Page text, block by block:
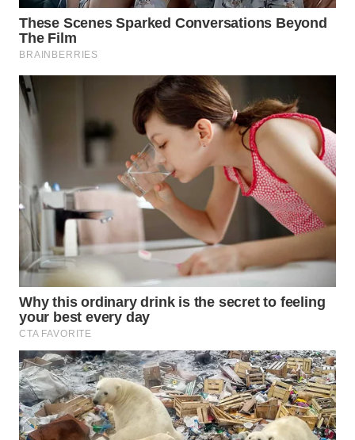
WN
LIKUPANG
LABUANBAJO
Wahana
Media
Group
WAHANA
NEWS
WAHANA
TANI
WAHANA
ADVOKAT